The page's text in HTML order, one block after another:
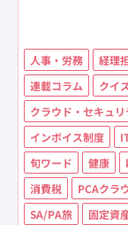
人事・労務 経理
連載コラム
クイ
クラウド・セキュリ
インボイス制度
旬ワード
健康
消費税
PCAクラ
SA/PA旅
固定資